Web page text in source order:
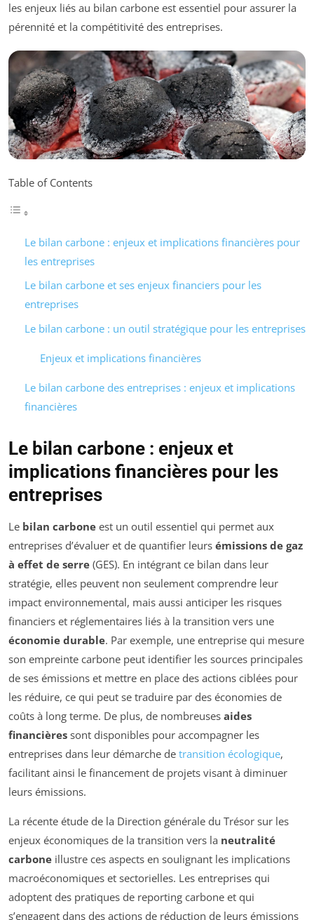
les enjeux liés au bilan carbone est essentiel pour assurer la
pérennité et la compétitivité des entreprises.
Table of Contents
Le bilan carbone : enjeux et implications financières pour
les entreprises
Le bilan carbone et ses enjeux financiers pour les
entreprises
Le bilan carbone : un outil stratégique pour les entreprises
Enjeux et implications financières
Le bilan carbone des entreprises : enjeux et implications
financières
Le bilan carbone : enjeux et
implications financières pour les
entreprises
Le bilan carbone est un outil essentiel qui permet aux
entreprises d’évaluer et de quantifier leurs émissions de gaz
à effet de serre (GES). En intégrant ce bilan dans leur
stratégie, elles peuvent non seulement comprendre leur
impact environnemental, mais aussi anticiper les risques
financiers et réglementaires liés à la transition vers une
économie durable. Par exemple, une entreprise qui mesure
son empreinte carbone peut identifier les sources principales
de ses émissions et mettre en place des actions ciblées pour
les réduire, ce qui peut se traduire par des économies de
coûts à long terme. De plus, de nombreuses aides
financières sont disponibles pour accompagner les
entreprises dans leur démarche de transition écologique,
facilitant ainsi le financement de projets visant à diminuer
leurs émissions.
La récente étude de la Direction générale du Trésor sur les
enjeux économiques de la transition vers la neutralité
carbone illustre ces aspects en soulignant les implications
macroéconomiques et sectorielles. Les entreprises qui
adoptent des pratiques de reporting carbone et qui
s’engagent dans des actions de réduction de leurs émissions